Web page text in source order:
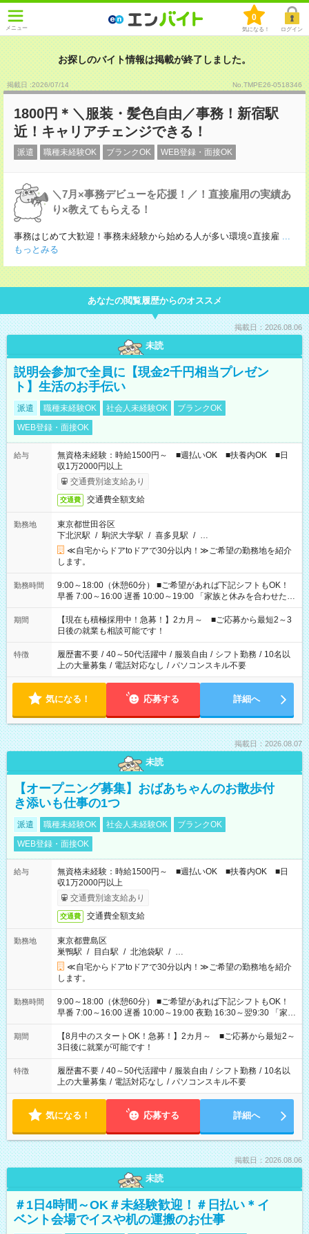
メニュー
0
気になる！ ログイン
お探しのバイト情報は掲載が終了しました。
掲載日 :2026/07/14 No.TMPE26-0518346
1800円＊＼服装・髪色自由／事務！新宿駅
近！キャリアチェンジできる！
派遣 職種未経験OK ブランクOK WEB登録・面接OK
＼7月×事務デビューを応援！／！直接雇用の実績あ
り×教えてもらえる！
事務はじめて大歓迎！事務未経験から始める人が多い環境○直接雇 ...
もっとみる
あなたの閲覧履歴からのオススメ
掲載日：2026.08.06
未読
説明会参加で全員に【現金2千円相当プレゼン
ト】生活のお手伝い
派遣 職種未経験OK 社会人未経験OK
ブランクOK
WEB登録・面接OK
給与
無資格未経験：時給1500円～ ■週払いOK ■扶養内OK ■日
収1万2000円以上
交通費別途支給あり
交通費 交通費全額支給
勤務地
東京都世田谷区
下北沢駅 / 駒沢大学駅 / 喜多見駅 / …
≪自宅からドアtoドアで30分以内！≫ご希望の勤務地を紹介
します。
勤務時間
9:00～18:00（休憩60分） ■ご希望があれば下記シフトもOK！
早番 7:00～16:00 遅番 10:00～19:00 「家族と休みを合わせた
い」 「余裕を持って夕飯の準備がしたい」 「できれば残業はし
たくない」 など、ご希望を教えてくださいね。 ※Wワーク希望
の方へ 今ご覧のお仕事で希望する勤務時間と、もう1つのお仕事
の勤務時間。 合計で週40時間を超える場合は応募できません。
期間
【現在も積極採用中！急募！】2カ月～ ■ご応募から最短2～3
日後の就業も相談可能です！
特徴 履歴書不要 / 40～50代活躍中 / 服装自由 / シフト勤務 / 10名以
上の大量募集 / 電話対応なし / パソコンスキル不要
気になる！ 応募する 詳細へ
掲載日：2026.08.07
未読
【オープニング募集】おばあちゃんのお散歩付
き添いも仕事の1つ
派遣 職種未経験OK 社会人未経験OK
ブランクOK
WEB登録・面接OK
給与
無資格未経験：時給1500円～ ■週払いOK ■扶養内OK ■日
収1万2000円以上
交通費別途支給あり
交通費 交通費全額支給
勤務地
東京都豊島区
巣鴨駅 / 目白駅 / 北池袋駅 / …
≪自宅からドアtoドアで30分以内！≫ご希望の勤務地を紹介
します。
勤務時間
9:00～18:00（休憩60分） ■ご希望があれば下記シフトもOK！
早番 7:00～16:00 遅番 10:00～19:00 夜勤 16:30～翌9:30 「家族
と休みを合わせたい」 「余裕を持って夕飯の準備がしたい」
「できれば残業はしたくない」 など、ご希望を教えてください
ね。 ※Wワーク希望の方へ 今ご覧のお仕事で希望する勤務時間
と、もう1つのお仕事の勤務時間。 合計で週40時間を超える場
合は応募できません。
期間
【8月中のスタートOK！急募！】2カ月～ ■ご応募から最短2～
3日後に就業が可能です！
特徴 履歴書不要 / 40～50代活躍中 / 服装自由 / シフト勤務 / 10名以
上の大量募集 / 電話対応なし / パソコンスキル不要
気になる！ 応募する 詳細へ
掲載日：2026.08.06
未読
＃1日4時間～OK＃未経験歓迎！＃日払い＊イ
ベント会場でイスや机の運搬のお仕事